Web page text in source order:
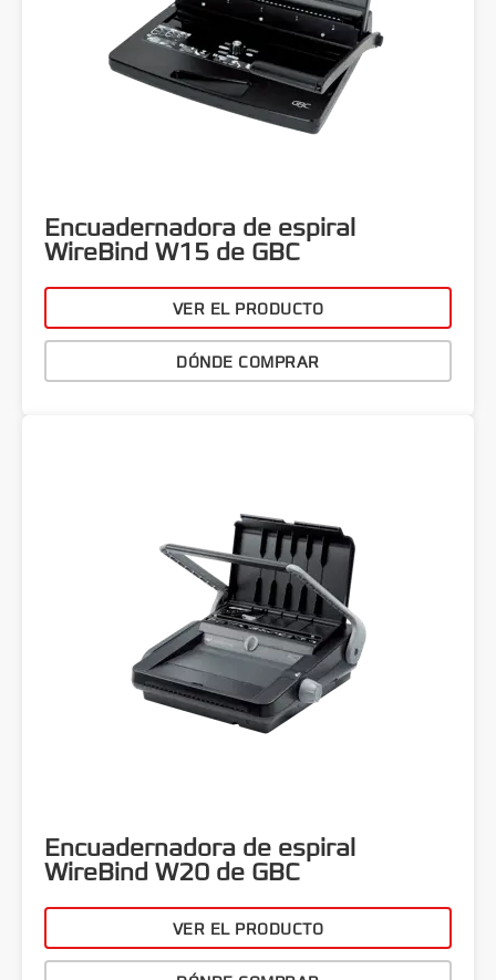
Encuadernadora de espiral
WireBind W15 de GBC
VER EL PRODUCTO
DÓNDE COMPRAR
Encuadernadora de espiral
WireBind W20 de GBC
VER EL PRODUCTO